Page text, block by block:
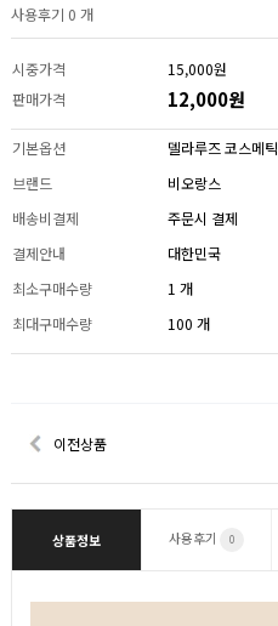
사용후기 0 개
시중가격
15,000원
판매가격
12,000원
기본옵션
델라루즈 코스메틱
브랜드
비오랑스
배송비결제
주문시 결제
결제안내
대한민국
최소구매수량
1 개
최대구매수량
100 개
이전상품
상품정보 사용후기 0